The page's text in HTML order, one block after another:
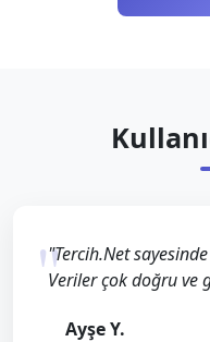
"Tercih.Net
Veriler çok doğru ve
Ayşe Y.